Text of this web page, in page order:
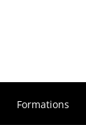
Formations